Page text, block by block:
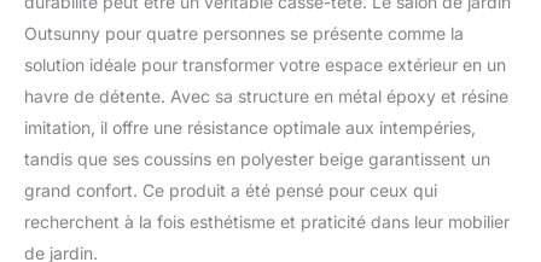
Outsunny pour quatre personnes se présente comme la
solution idéale pour transformer votre espace extérieur en un
havre de détente. Avec sa structure en métal époxy et résine
imitation, il offre une résistance optimale aux intempéries,
tandis que ses coussins en polyester beige garantissent un
grand confort. Ce produit a été pensé pour ceux qui
recherchent à la fois esthétisme et praticité dans leur mobilier
de jardin.